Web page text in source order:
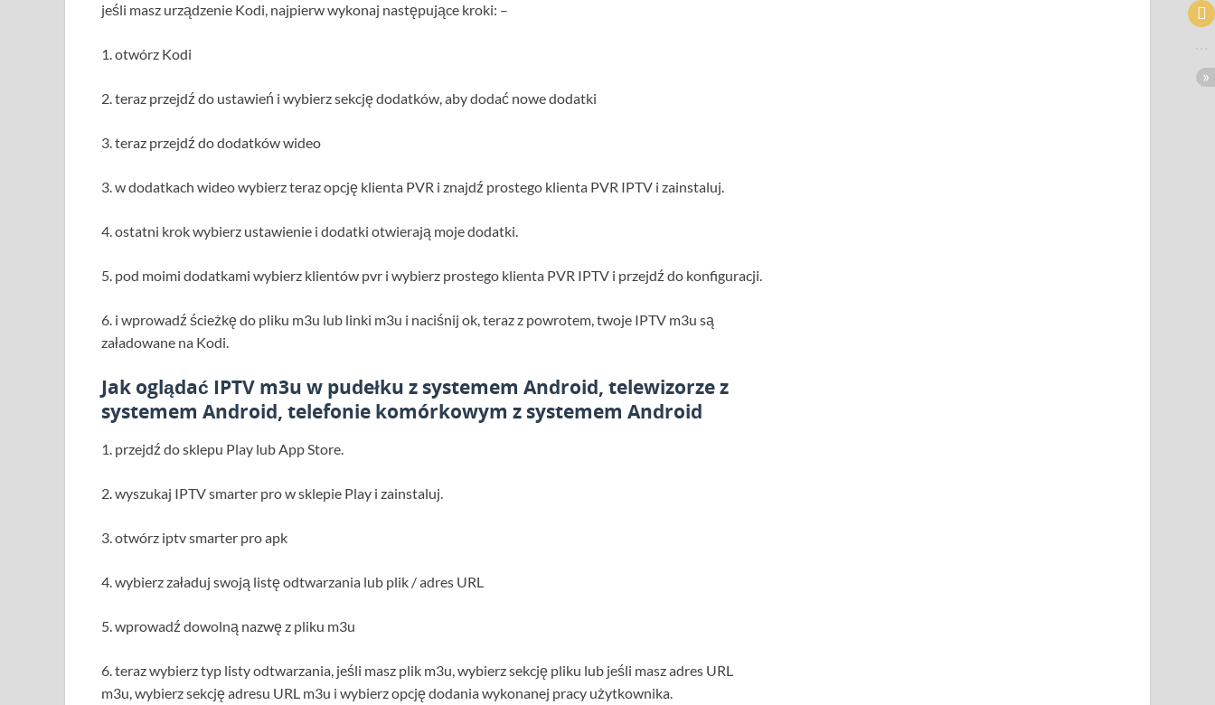
jeśli masz urządzenie Kodi, najpierw wykonaj następujące kroki: –
1. otwórz Kodi
2. teraz przejdź do ustawień i wybierz sekcję dodatków, aby dodać nowe dodatki
3. teraz przejdź do dodatków wideo
3. w dodatkach wideo wybierz teraz opcję klienta PVR i znajdź prostego klienta PVR IPTV i zainstaluj.
4. ostatni krok wybierz ustawienie i dodatki otwierają moje dodatki.
5. pod moimi dodatkami wybierz klientów pvr i wybierz prostego klienta PVR IPTV i przejdź do konfiguracji.
6. i wprowadź ścieżkę do pliku m3u lub linki m3u i naciśnij ok, teraz z powrotem, twoje IPTV m3u są
załadowane na Kodi.
Jak oglądać IPTV m3u w pudełku z systemem Android, telewizorze z
systemem Android, telefonie komórkowym z systemem Android
1. przejdź do sklepu Play lub App Store.
2. wyszukaj IPTV smarter pro w sklepie Play i zainstaluj.
3. otwórz iptv smarter pro apk
4. wybierz załaduj swoją listę odtwarzania lub plik / adres URL
5. wprowadź dowolną nazwę z pliku m3u
6. teraz wybierz typ listy odtwarzania, jeśli masz plik m3u, wybierz sekcję pliku lub jeśli masz adres URL
m3u, wybierz sekcję adresu URL m3u i wybierz opcję dodania wykonanej pracy użytkownika.